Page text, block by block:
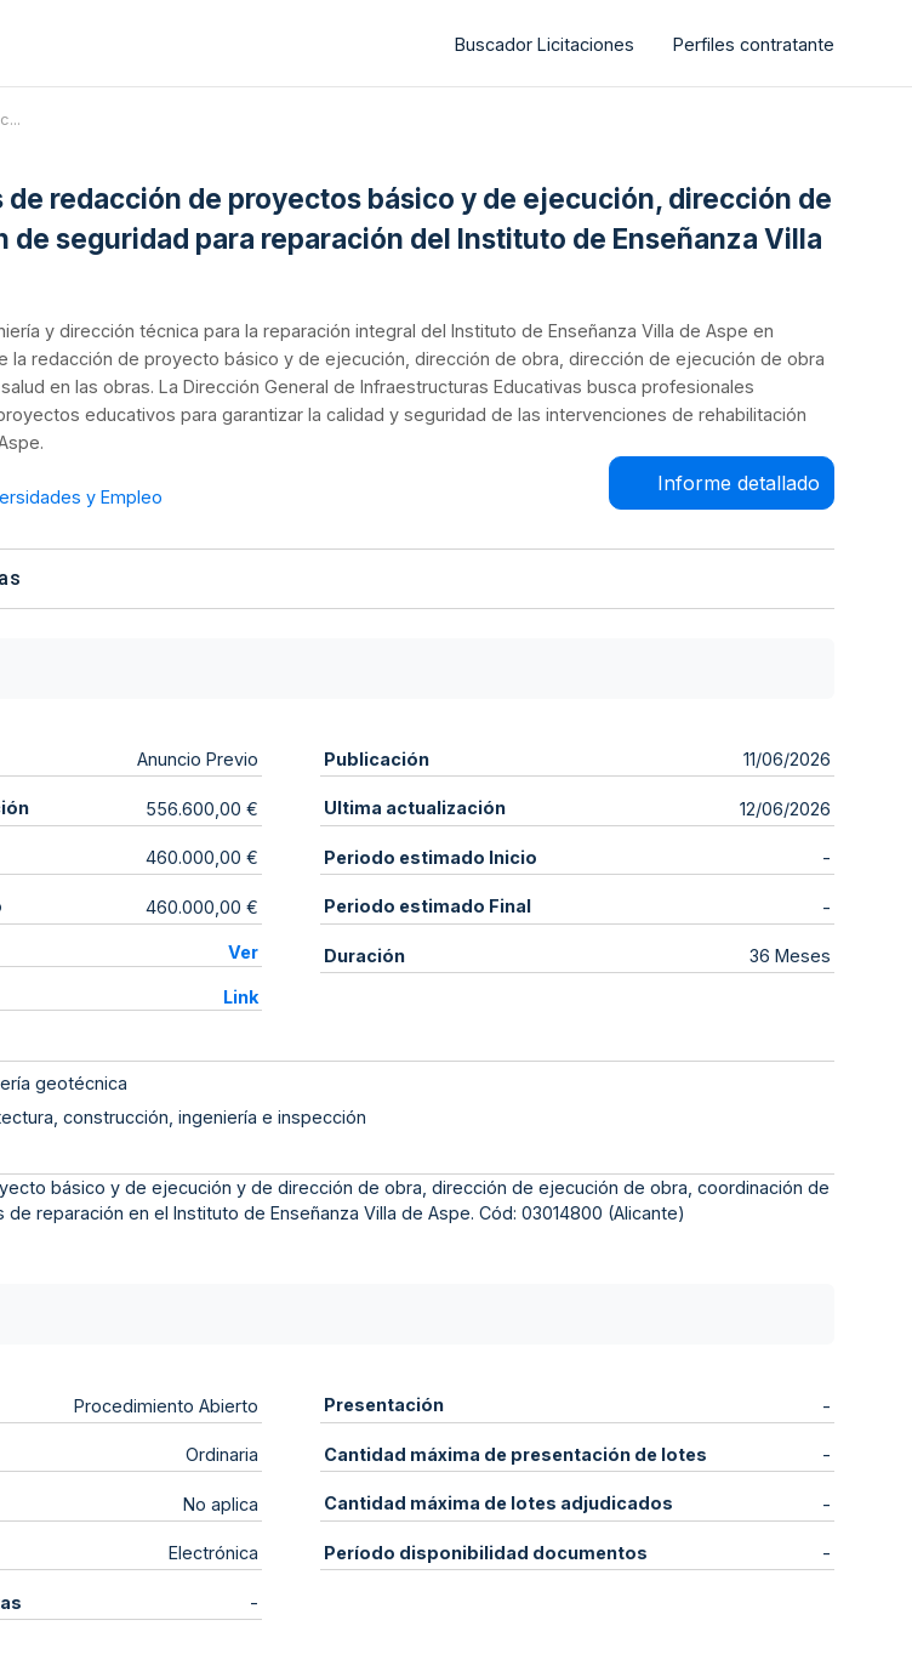
Buscador Licitaciones Perfiles contratante
redacción de proyectos básico y de ejecución, dirección de
de seguridad para reparación del Instituto de Enseñanza Villa
y dirección técnica para la reparación integral del Instituto de Enseñanza Villa de Aspe en
la redacción de proyecto básico y de ejecución, dirección de obra, dirección de ejecución de obra
en las obras. La Dirección General de Infraestructuras Educativas busca profesionales
educativos para garantizar la calidad y seguridad de las intervenciones de rehabilitación
y Empleo
Informe detallado
Anuncio Previo
556.600,00 €
460.000,00 €
460.000,00 €
Ver
Link
Publicación 11/06/2026
Ultima actualización 12/06/2026
Periodo estimado Inicio -
Periodo estimado Final -
Duración 36 Meses
geotécnica
construcción, ingeniería e inspección
básico y de ejecución y de dirección de obra, dirección de ejecución de obra, coordinación de
reparación en el Instituto de Enseñanza Villa de Aspe. Cód: 03014800 (Alicante)
Procedimiento Abierto
Ordinaria
No aplica
Electrónica
-
Presentación -
Cantidad máxima de presentación de lotes -
Cantidad máxima de lotes adjudicados -
Período disponibilidad documentos -